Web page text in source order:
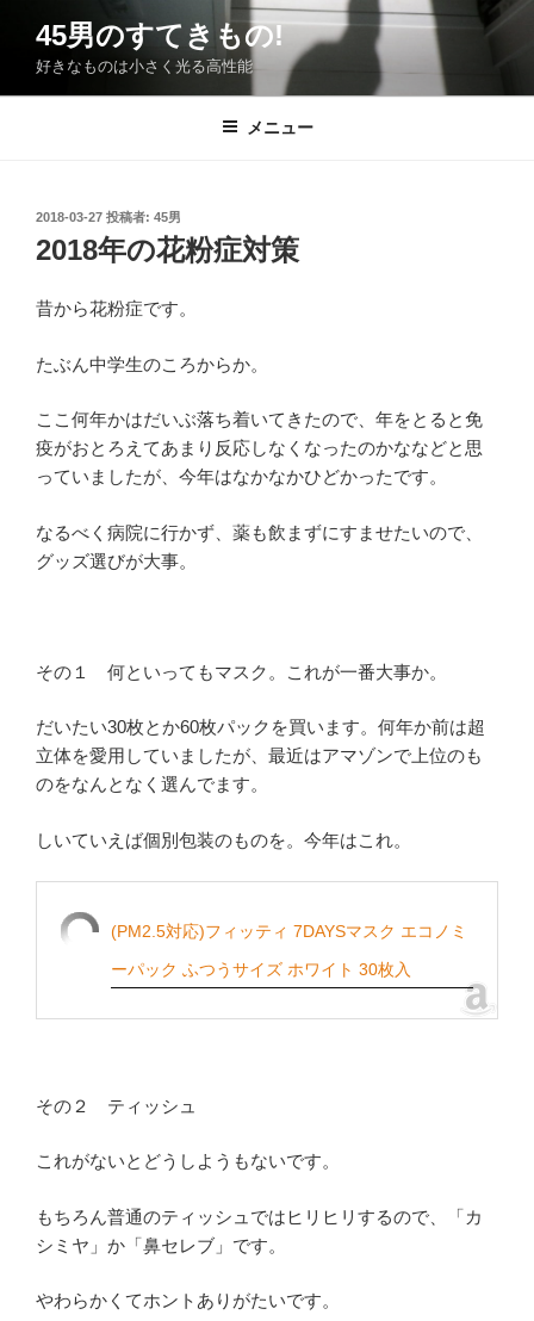
ン
45男のすてきもの!
好きなものは小さく光る高性能
メニュー
投
稿
日:
2018-03-27 投稿者: 45男
2018年の花粉症対策
昔から花粉症です。
たぶん中学生のころからか。
ここ何年かはだいぶ落ち着いてきたので、年をとると免
疫がおとろえてあまり反応しなくなったのかななどと思
っていましたが、今年はなかなかひどかったです。
なるべく病院に行かず、薬も飲まずにすませたいので、
グッズ選びが大事。
その１ 何といってもマスク。これが一番大事か。
だいたい30枚とか60枚パックを買います。何年か前は超
立体を愛用していましたが、最近はアマゾンで上位のも
のをなんとなく選んでます。
しいていえば個別包装のものを。今年はこれ。
(PM2.5対応)フィッティ 7DAYSマスク エコノミ
ーパック ふつうサイズ ホワイト 30枚入
その２ ティッシュ
これがないとどうしようもないです。
もちろん普通のティッシュではヒリヒリするので、「カ
シミヤ」か「鼻セレブ」です。
やわらかくてホントありがたいです。